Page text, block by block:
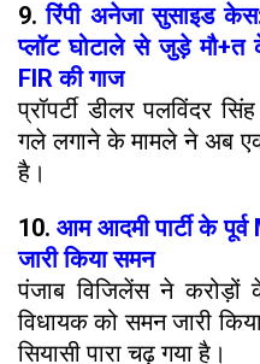
9.रिंपी अनेजा सुसाइड
प्लॉट घोटाले से जुड़े मौ+त
FIR की गाज
प्रॉपर्टी डीलर पलविंदर
गले लगाने के मामले ने अब
है।
10.आम आदमी पार्टी के
जारी किया समन
पंजाब विजिलेंस ने
विधायक को समन जारी
सियासी पारा चढ़ गया है।